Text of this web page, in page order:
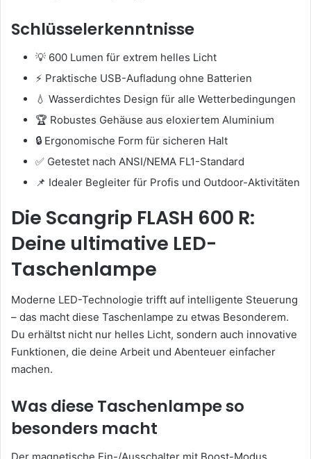
Schlüsselerkenntnisse
💡 600 Lumen für extrem helles Licht
⚡ Praktische USB-Aufladung ohne Batterien
💧 Wasserdichtes Design für alle Wetterbedingungen
🏆 Robustes Gehäuse aus eloxiertem Aluminium
🔒 Ergonomische Form für sicheren Halt
✅ Getestet nach ANSI/NEMA FL1-Standard
📌 Idealer Begleiter für Profis und Outdoor-Aktivitäten
Die Scangrip FLASH 600 R:
Deine ultimative LED-
Taschenlampe
Moderne LED-Technologie trifft auf intelligente Steuerung
– das macht diese Taschenlampe zu etwas Besonderem.
Du erhältst nicht nur helles Licht, sondern auch innovative
Funktionen, die deine Arbeit und Abenteuer einfacher
machen.
Was diese Taschenlampe so
besonders macht